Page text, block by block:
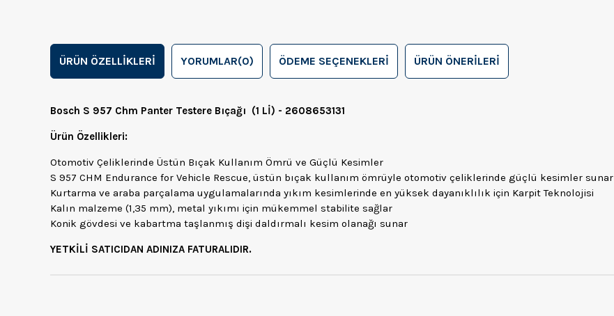
ÜRÜN ÖZELLIKLERI YORUMLAR(0) ÖDEME SEÇENEKLERI ÜRÜN ÖNERILERI
Bosch S 957 Chm Panter Testere Bıçağı (1 Lİ) - 2608653131
Ürün Özellikleri:
Otomotiv Çeliklerinde Üstün Bıçak Kullanım Ömrü ve Güçlü Kesimler
S 957 CHM Endurance for Vehicle Rescue, üstün bıçak kullanım ömrüyle otomotiv çeliklerinde güçlü kesimler sunar
Kurtarma ve araba parçalama uygulamalarında yıkım kesimlerinde en yüksek dayanıklılık için Karpit Teknolojisi
Kalın malzeme (1,35 mm), metal yıkımı için mükemmel stabilite sağlar
Konik gövdesi ve kabartma taşlanmış dişi daldırmalı kesim olanağı sunar
YETKİLİ SATICIDAN ADINIZA FATURALIDIR.